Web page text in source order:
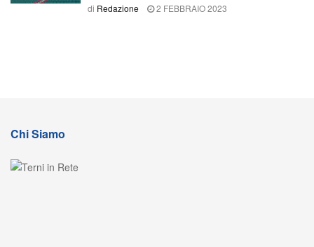
di Redazione 2 FEBBRAIO 2023
Chi Siamo